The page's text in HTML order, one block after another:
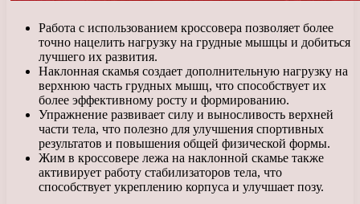
Работа с использованием кроссовера позволяет более
точно нацелить нагрузку на грудные мышцы и добиться
лучшего их развития.
Наклонная скамья создает дополнительную нагрузку на
верхнюю часть грудных мышц, что способствует их
более эффективному росту и формированию.
Упражнение развивает силу и выносливость верхней
части тела, что полезно для улучшения спортивных
результатов и повышения общей физической формы.
Жим в кроссовере лежа на наклонной скамье также
активирует работу стабилизаторов тела, что
способствует укреплению корпуса и улучшает позу.